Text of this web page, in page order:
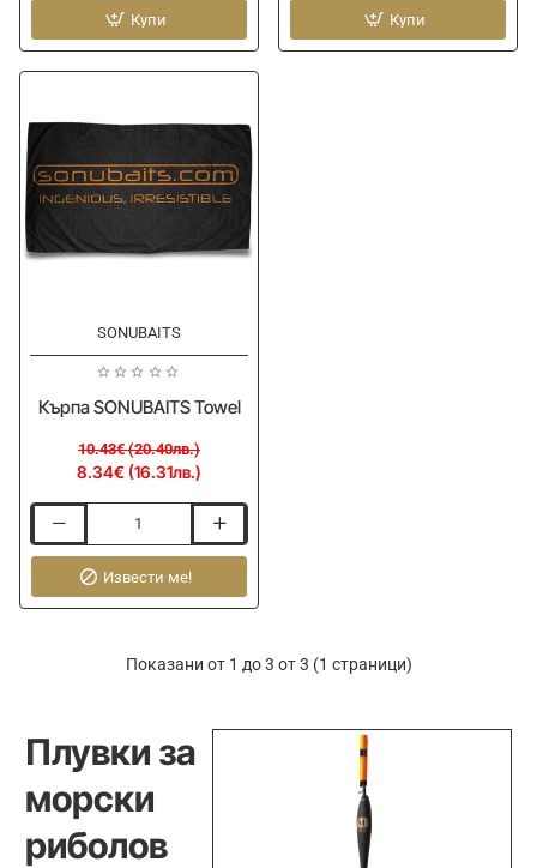
Плувки за
морски
риболов
Insert
Crystal
Купи
River
Купи
-20% ОЧАКВАЙТЕ
SONUBAITS
Кърпа SONUBAITS Towel
8.34€ (16.31лв.)
10.43€ (20.40лв.)
SONUBAITS
Извести ме!
Показани от 1 до 3 от 3 (1 страници)